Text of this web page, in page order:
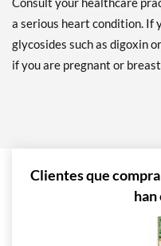
a serious heart condition. If
glycosides such as digoxin
if you are pregnant or
Clientes que